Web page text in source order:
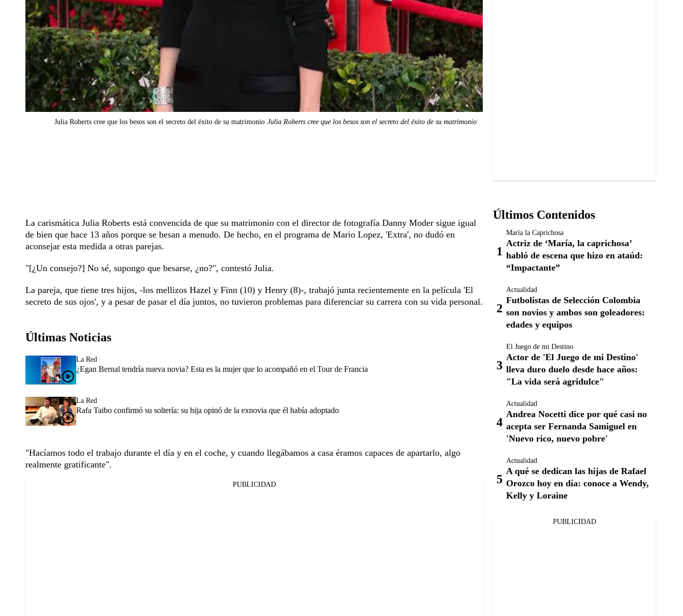
Julia Roberts cree que los besos son el secreto del éxito de su matrimonio Julia Roberts cree que los besos son el secreto del éxito de su matrimonio
La carismática Julia Roberts está convencida de que su matrimonio con el director de fotografía Danny Moder sigue igual
de bien que hace 13 años porque se besan a menudo. De hecho, en el programa de Mario Lopez, 'Extra', no dudó en
aconsejar esta medida a otras parejas.
"[¿Un consejo?] No sé, supongo que besarse, ¿no?", contestó Julia.
La pareja, que tiene tres hijos, -los mellizos Hazel y Finn (10) y Henry (8)-, trabajó junta recientemente en la película 'El
secreto de sus ojos', y a pesar de pasar el día juntos, no tuvieron problemas para diferenciar su carrera con su vida personal.
Últimas Noticias
La Red
¿Egan Bernal tendría nueva novia? Esta es la mujer que lo acompañó en el Tour de Francia
La Red
Rafa Taibo confirmó su soltería: su hija opinó de la exnovia que él había adoptado
"Hacíamos todo el trabajo durante el día y en el coche, y cuando llegábamos a casa éramos capaces de apartarlo, algo
realmente gratificante".
PUBLICIDAD
Últimos Contenidos
María la Caprichosa
Actriz de ‘María, la caprichosa’
habló de escena que hizo en ataúd:
“Impactante”
Actualidad
Futbolistas de Selección Colombia
son novios y ambos son goleadores:
edades y equipos
El Juego de mi Destino
Actor de 'El Juego de mi Destino'
lleva duro duelo desde hace años:
"La vida será agridulce"
Actualidad
Andrea Nocetti dice por qué casi no
acepta ser Fernanda Samiguel en
'Nuevo rico, nuevo pobre'
Actualidad
A qué se dedican las hijas de Rafael
Orozco hoy en día: conoce a Wendy,
Kelly y Loraine
PUBLICIDAD